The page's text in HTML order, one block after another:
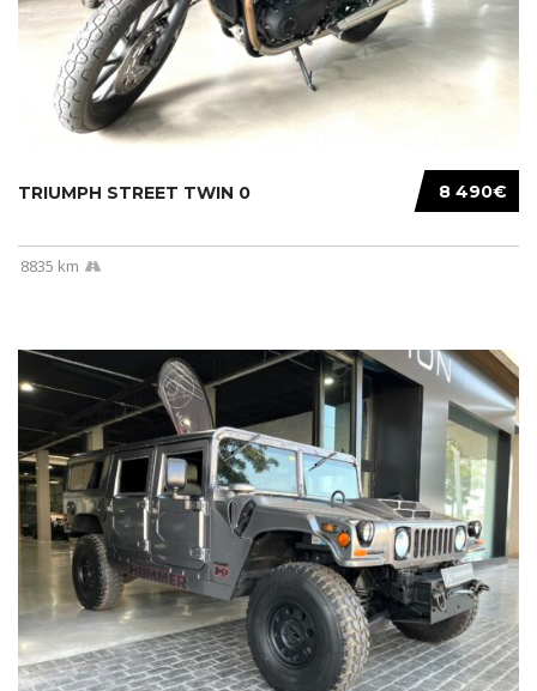
8 490€
TRIUMPH STREET TWIN 0
8835 km